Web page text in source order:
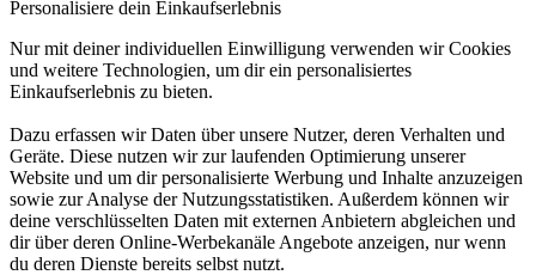
Personalisiere dein Einkaufserlebnis
Nur mit deiner individuellen Einwilligung verwenden wir Cookies
und weitere Technologien, um dir ein personalisiertes
Einkaufserlebnis zu bieten.
Dazu erfassen wir Daten über unsere Nutzer, deren Verhalten und
Geräte. Diese nutzen wir zur laufenden Optimierung unserer
Website und um dir personalisierte Werbung und Inhalte anzuzeigen
sowie zur Analyse der Nutzungsstatistiken. Außerdem können wir
deine verschlüsselten Daten mit externen Anbietern abgleichen und
dir über deren Online-Werbekanäle Angebote anzeigen, nur wenn
du deren Dienste bereits selbst nutzt.